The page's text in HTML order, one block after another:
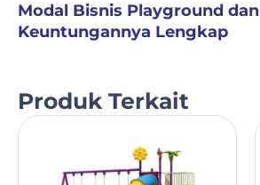
Modal Bisnis Playground dan
Keuntungannya Lengkap
Produk Terkait